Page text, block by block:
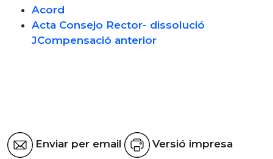
Acord
Acta Consejo Rector- dissolució
JCompensació anterior
Enviar per email Versió impresa